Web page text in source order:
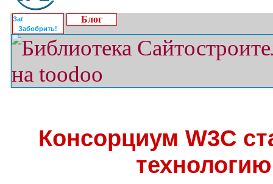
Забобрить!
Блог
Консорциум W3C